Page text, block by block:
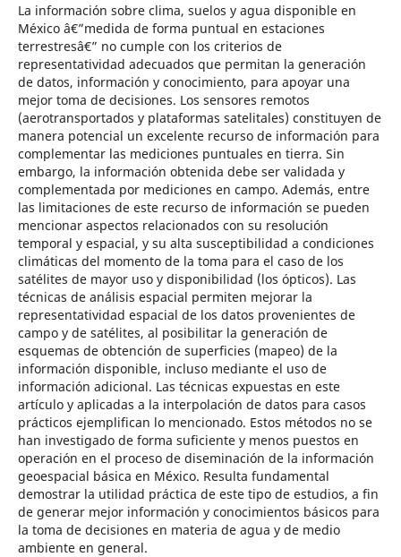
La información sobre clima, suelos y agua disponible en
México â€”medida de forma puntual en estaciones
terrestresâ€” no cumple con los criterios de
representatividad adecuados que permitan la generación
de datos, información y conocimiento, para apoyar una
mejor toma de decisiones. Los sensores remotos
(aerotransportados y plataformas satelitales) constituyen de
manera potencial un excelente recurso de información para
complementar las mediciones puntuales en tierra. Sin
embargo, la información obtenida debe ser validada y
complementada por mediciones en campo. Además, entre
las limitaciones de este recurso de información se pueden
mencionar aspectos relacionados con su resolución
temporal y espacial, y su alta susceptibilidad a condiciones
climáticas del momento de la toma para el caso de los
satélites de mayor uso y disponibilidad (los ópticos). Las
técnicas de análisis espacial permiten mejorar la
representatividad espacial de los datos provenientes de
campo y de satélites, al posibilitar la generación de
esquemas de obtención de superficies (mapeo) de la
información disponible, incluso mediante el uso de
información adicional. Las técnicas expuestas en este
artículo y aplicadas a la interpolación de datos para casos
prácticos ejemplifican lo mencionado. Estos métodos no se
han investigado de forma suficiente y menos puestos en
operación en el proceso de diseminación de la información
geoespacial básica en México. Resulta fundamental
demostrar la utilidad práctica de este tipo de estudios, a fin
de generar mejor información y conocimientos básicos para
la toma de decisiones en materia de agua y de medio
ambiente en general.